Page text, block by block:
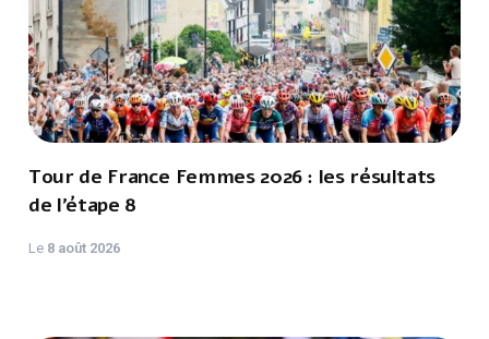
Tour de France Femmes 2026 : les résultats
de l’étape 8
Le 8 août 2026